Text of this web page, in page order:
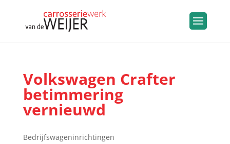
Volkswagen Crafter
betimmering
vernieuwd
Bedrijfswageninrichtingen